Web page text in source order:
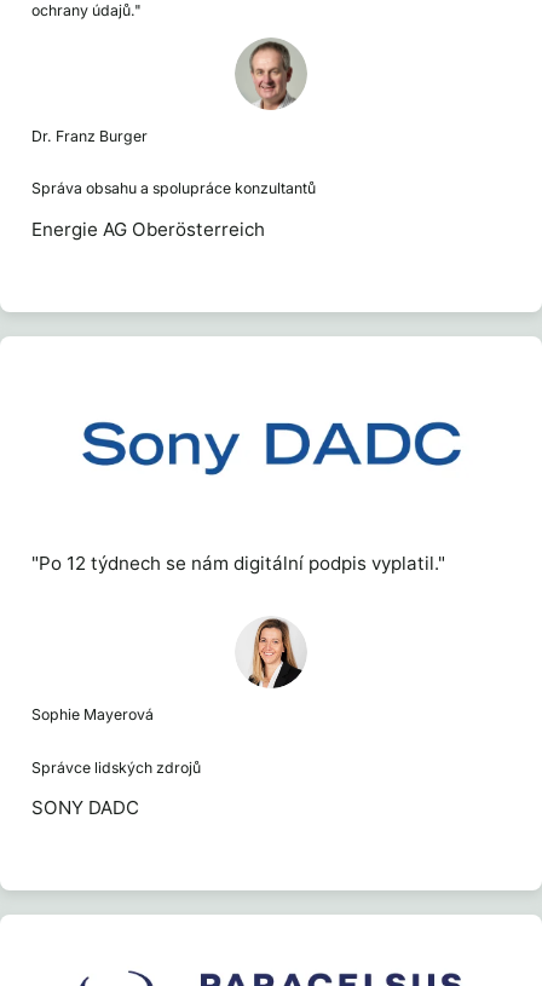
ochrany údajů."
Dr. Franz Burger
Správa obsahu a spolupráce konzultantů
Energie AG Oberösterreich
"Po 12 týdnech se nám digitální podpis vyplatil."
Sophie Mayerová
Správce lidských zdrojů
SONY DADC